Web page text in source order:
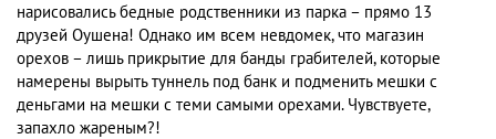
нарисовались бедные родственники из парка – прямо 13
друзей Оушена! Однако им всем невдомек, что магазин
орехов – лишь прикрытие для банды грабителей, которые
намерены вырыть туннель под банк и подменить мешки с
деньгами на мешки с теми самыми орехами. Чувствуете,
запахло жареным?!